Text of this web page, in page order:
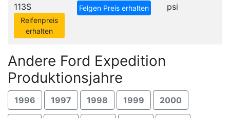
113S
Reifenpreis
erhalten
Felgen Preis erhalten
psi
Andere Ford Expedition
Produktionsjahre
1996 1997 1998 1999 2000